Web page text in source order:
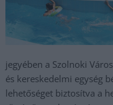
jegyében a Szolnoki
és kereskedelmi egység
lehetőséget biztosítva a